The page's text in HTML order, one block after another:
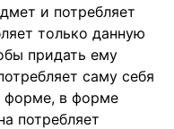
и потребляет
только данную
придать ему
саму себя
форме, в форме
потребляет